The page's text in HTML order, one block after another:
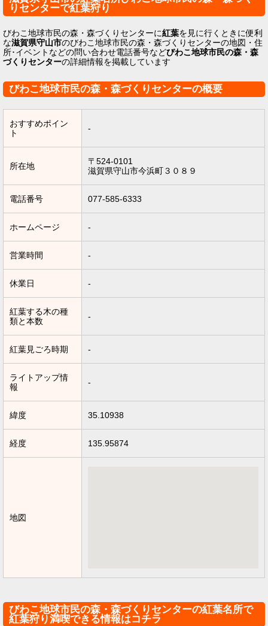
りセンターで紅葉狩り
びわこ地球市民の森・森づくりセンターに紅葉を見に行くときに便利
な滋賀県守山市のびわこ地球市民の森・森づくりセンターの地図・住
所･イベントなどの問い合わせ電話番号などびわこ地球市民の森・森
づくりセンターの詳細情報を掲載しています
びわこ地球市民の森・森づくりセンターの概要
おすすめポイン
ト
-
所在地
〒524-0101
滋賀県守山市今浜町３０８９
電話番号 077-585-6333
ホームページ -
営業時間 -
休業日 -
紅葉する木の種
類と本数
-
紅葉見ごろ時期 -
ライトアップ情
報
-
緯度 35.10938
経度 135.95874
地図
びわこ地球市民の森・森づくりセンターの紅葉名所で
紅葉狩り満喫できる情報はコチラ